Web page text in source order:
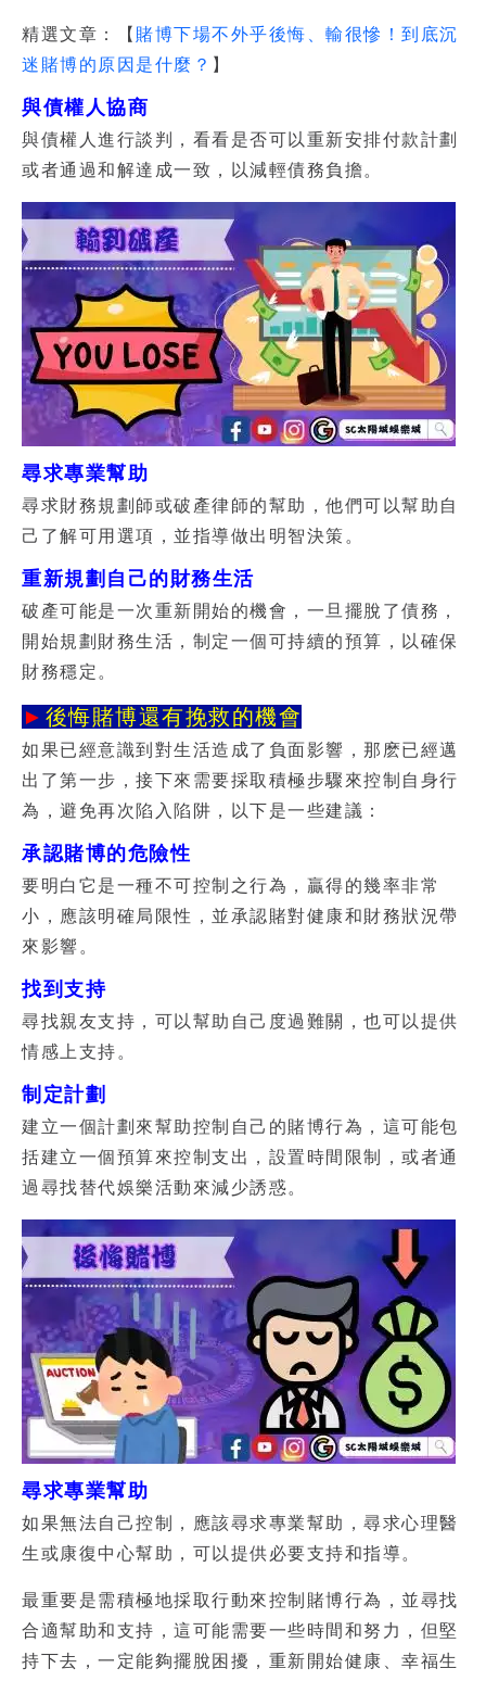
精選文章：【 賭博下場不外乎後悔、輸很慘！到底沉
迷賭博的原因是什麼？ 】
與債權人協商
與債權人進行談判，看看是否可以重新安排付款計劃
或者通過和解達成一致，以減輕債務負擔。
尋求專業幫助
尋求財務規劃師或破產律師的幫助，他們可以幫助自
己了解可用選項，並指導做出明智決策。
重新規劃自己的財務生活
破產可能是一次重新開始的機會，一旦擺脫了債務，
開始規劃財務生活，制定一個可持續的預算，以確保
財務穩定。
► 後悔賭博還有挽救的機會
如果已經意識到對生活造成了負面影響，那麽已經邁
出了第一步，接下來需要採取積極步驟來控制自身行
為，避免再次陷入陷阱，以下是一些建議：
承認賭博的危險性
要明白它是一種不可控制之行為，贏得的幾率非常
小，應該明確局限性，並承認賭對健康和財務狀況帶
來影響。
找到支持
尋找親友支持，可以幫助自己度過難關，也可以提供
情感上支持。
制定計劃
建立一個計劃來幫助控制自己的賭博行為，這可能包
括建立一個預算來控制支出，設置時間限制，或者通
過尋找替代娛樂活動來減少誘惑。
尋求專業幫助
如果無法自己控制，應該尋求專業幫助，尋求心理醫
生或康復中心幫助，可以提供必要支持和指導。
最重要是需積極地採取行動來控制賭博行為，並尋找
合適幫助和支持，這可能需要一些時間和努力，但堅
持下去，一定能夠擺脫困擾，重新開始健康、幸福生